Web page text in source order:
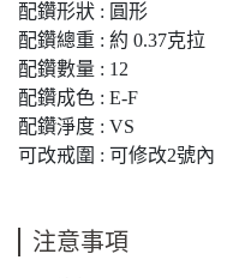
配鑽形狀 : 圓形
配鑽總重 : 約 0.37克拉
配鑽數量 : 12
配鑽成色 : E-F
配鑽淨度 : VS
可改戒圍 : 可修改2號內
注意事項